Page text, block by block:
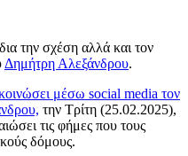
την σχέση αλλά και τον
Δημήτρη Αλεξάνδρου.
μέσω social media τον
την Τρίτη (25.02.2025),
τις φήμες που τους
δόμους.